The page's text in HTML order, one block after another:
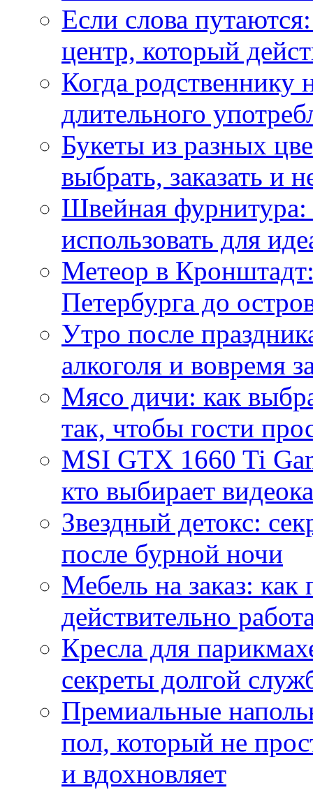
Если слова
центр, который
Когда
длительного
Букеты из разных
выбрать, заказать и
Швейная фурнитура:
использовать для
Метеор в
Петербурга до
Утро после
алкоголя и вовремя
Мясо дичи: как
так, чтобы гости
MSI GTX 1660 Ti
кто выбирает
Звездный детокс:
после бурной ночи
Мебель на заказ:
действительно
Кресла для
секреты долгой
Премиальные
пол, который не
и вдохновляет